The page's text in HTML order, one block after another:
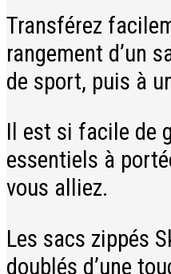
Transférez
rangement d’un
de sport, puis à
Il est si facile de
essentiels à
vous alliez.
Les sacs zippés
doublés d’une